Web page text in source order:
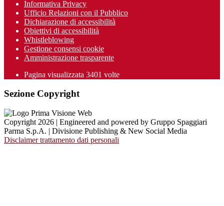
Informativa Privacy
Ufficio Relazioni con il Pubblico
Dichiarazione di accessibilità
Obiettivi di accessibilità
Whistleblowing
Gestione consensi cookie
Amministrazione trasparente
Pagina visualizzata 3401 volte
Sezione Copyright
Copyright 2026 | Engineered and powered by Gruppo Spaggiari
Parma S.p.A. | Divisione Publishing & New Social Media
Disclaimer trattamento dati personali